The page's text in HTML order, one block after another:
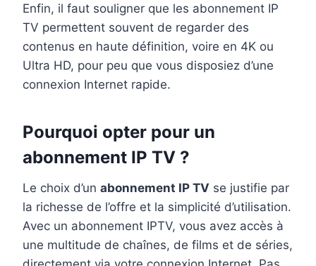
Enfin, il faut souligner que les abonnement IP
TV permettent souvent de regarder des
contenus en haute définition, voire en 4K ou
Ultra HD, pour peu que vous disposiez d’une
connexion Internet rapide.
Pourquoi opter pour un
abonnement IP TV ?
Le choix d’un abonnement IP TV se justifie par
la richesse de l’offre et la simplicité d’utilisation.
Avec un abonnement IPTV, vous avez accès à
une multitude de chaînes, de films et de séries,